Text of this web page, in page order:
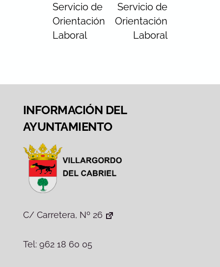
Servicio de
Orientación
Laboral
Servicio de
Orientación
Laboral
INFORMACIÓN DEL
AYUNTAMIENTO
C/ Carretera, Nº 26
Tel: 962 18 60 05